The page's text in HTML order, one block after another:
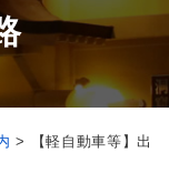
>
【軽自動車等】出